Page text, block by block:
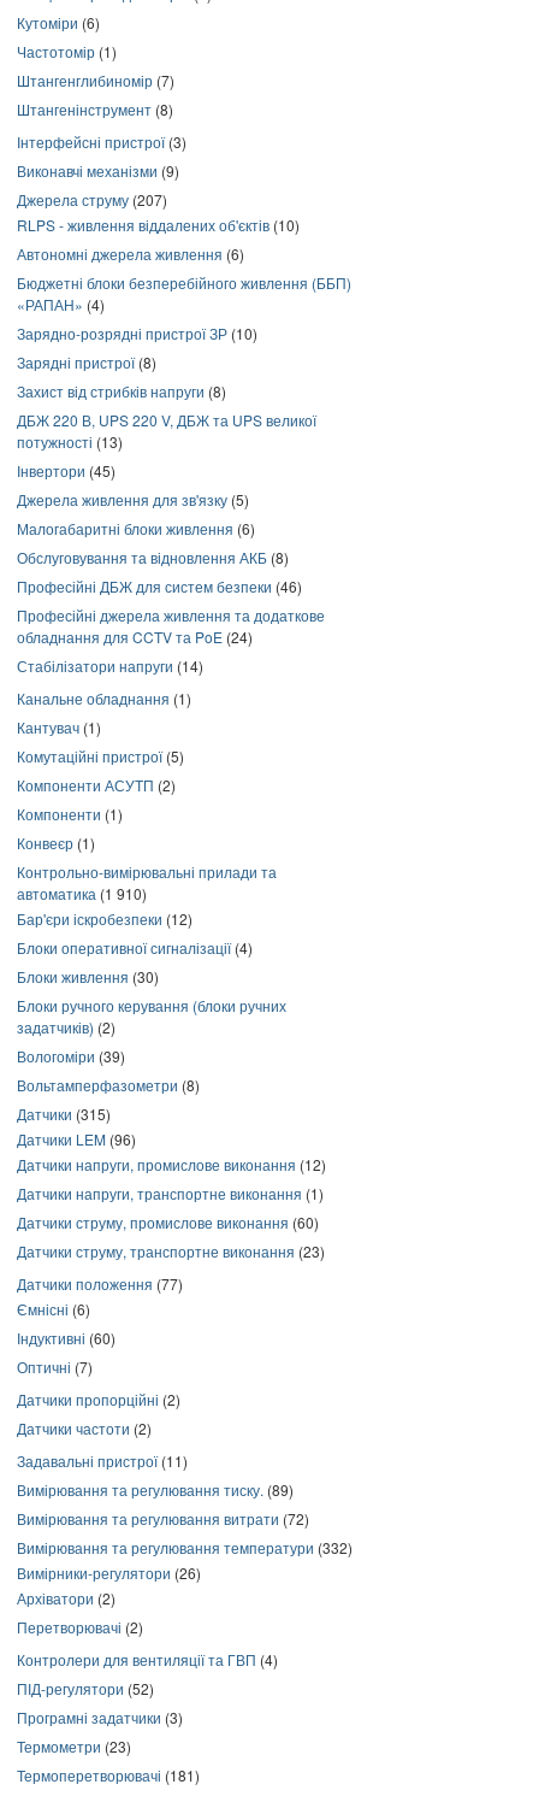
Кутоміри (6)
Частотомір (1)
Штангенглибиномір (7)
Штангенінструмент (8)
Інтерфейсні пристрої(3)
Виконавчі механізми (9)
Джерела струму (207)
RLPS - живлення віддалених об'єктів (10)
Автономні джерела живлення (6)
Бюджетні блоки безперебійного живлення (ББП)
«РАПАН» (4)
Зарядно-розрядні пристрої ЗР (10)
Зарядні пристрої(8)
Захист від стрибків напруги (8)
ДБЖ 220 В, UPS 220 V, ДБЖ та UPS великої
потужності (13)
Інвертори (45)
Джерела живлення для зв'язку (5)
Малогабаритні блоки живлення (6)
Обслуговування та відновлення АКБ (8)
Професійні ДБЖ для систем безпеки (46)
Професійні джерела живлення та додаткове
обладнання для CCTV та PoE (24)
Стабілізатори напруги (14)
Канальне обладнання (1)
Кантувач (1)
Комутаційні пристрої(5)
Компоненти АСУТП (2)
Компоненти (1)
Конвеєр (1)
Контрольно-вимірювальні прилади та
автоматика (1 910)
Бар'єри іскробезпеки (12)
Блоки оперативної сигналізації(4)
Блоки живлення (30)
Блоки ручного керування (блоки ручних
задатчиків) (2)
Вологоміри (39)
Вольтамперфазометри (8)
Датчики (315)
Датчики LEM (96)
Датчики напруги, промислове виконання (12)
Датчики напруги, транспортне виконання (1)
Датчики струму, промислове виконання (60)
Датчики струму, транспортне виконання (23)
Датчики положення (77)
Ємнісні (6)
Індуктивні (60)
Оптичні (7)
Датчики пропорційні (2)
Датчики частоти (2)
Задавальні пристрої(11)
Вимірювання та регулювання тиску. (89)
Вимірювання та регулювання витрати (72)
Вимірювання та регулювання температури (332)
Вимірники-регулятори (26)
Архіватори (2)
Перетворювачі (2)
Контролери для вентиляції та ГВП (4)
ПІД-регулятори (52)
Програмні задатчики (3)
Термометри (23)
Термоперетворювачі (181)